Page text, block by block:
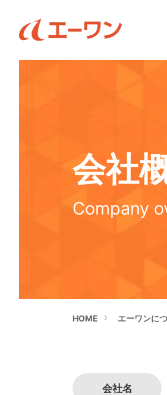
会社
Company
HOME エーワンに
会社名